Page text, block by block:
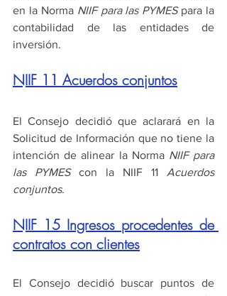
en la Norma NIIF para las PYMES para la
contabilidad de las entidades de
inversión.
NIIF 11 Acuerdos conjuntos
El Consejo decidió que aclarará en la
Solicitud de Información que no tiene la
intención de alinear la Norma NIIF para
las PYMES con la NIIF 11 Acuerdos
conjuntos.
NIIF 15 Ingresos procedentes de
contratos con clientes
El Consejo decidió buscar puntos de